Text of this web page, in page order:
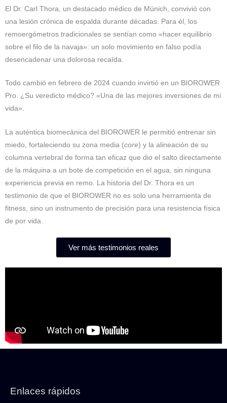
El Dr. Carl Thora, un destacado médico de Múnich, convivió con
una lesión crónica de espalda durante décadas. Para él, los
remoergómetros tradicionales se sentían como «hacer equilibrio
sobre el filo de la navaja»: un solo movimiento en falso podía
desencadenar una dolorosa recaída.
Todo cambió en febrero de 2024 cuando invirtió en un BIOROWER
Pro. ¿Su veredicto médico? «Una de las mejores inversiones de mi
vida».
La auténtica biomecánica del BIOROWER le permitió entrenar sin
miedo, fortaleciendo su zona media (core) y la alineación de su
columna vertebral de forma tan eficaz que dio el salto directamente
de la máquina a un bote de competición en el agua, sin ninguna
experiencia previa en remo. La historia del Dr. Thora es un
testimonio de que el BIOROWER no es solo una herramienta de
fitness, sino un instrumento de precisión para una resistencia física
de por vida.
Ver más testimonios reales
Enlaces rápidos